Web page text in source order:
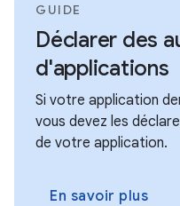
GUIDE
Déclarer des
d'applications
Si votre application
vous devez les
de votre application.
En savoir plus